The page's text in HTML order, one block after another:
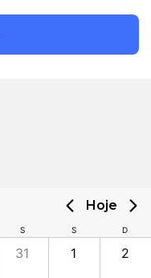
Hoje
S S D
31 1 2